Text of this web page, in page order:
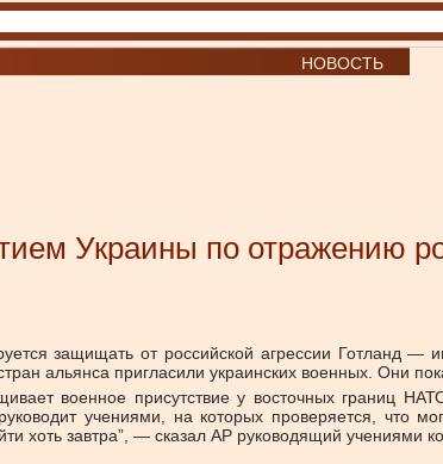
НОВОСТЬ
Украины по отражению
защищать от российской агрессии Готланд —
альянса пригласили украинских военных. Они
военное присутствие у восточных границ
учениями, на которых проверяется, что
хоть завтра”, — сказал AP руководящий учениями